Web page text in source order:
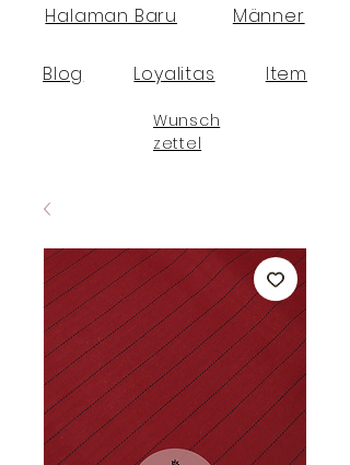
Halaman Baru Männer
Blog Loyalitas Item
Wunsch
zettel